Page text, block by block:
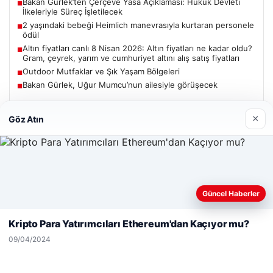
■Bakan Gürlek’ten Çerçeve Yasa Açıklaması: Hukuk Devleti
İlkeleriyle Süreç İşletilecek
■2 yaşındaki bebeği Heimlich manevrasıyla kurtaran personele
ödül
■Altın fiyatları canlı 8 Nisan 2026: Altın fiyatları ne kadar oldu?
Gram, çeyrek, yarım ve cumhuriyet altını alış satış fiyatları
■Outdoor Mutfaklar ve Şık Yaşam Bölgeleri
■Bakan Gürlek, Uğur Mumcu’nun ailesiyle görüşecek
Güncel
İlkeleriyle Süreç İşletilecek
Web sitemizi nasıl kullandığınızı daha iyi anlayabilmek,
deneyiminizi kişiselleştirmek ve geliştirmek amacıyla çerezler
Reddet
Göz Atın ×
Güncel Haberler
Kripto Para Yatırımcıları Ethereum'dan Kaçıyor mu?
09/04/2024